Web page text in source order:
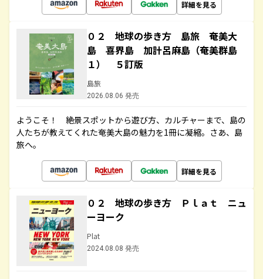
詳細を見る
０２ 地球の歩き方 島旅 奄美大
島 喜界島 加計呂麻島（奄美群島
１） ５訂版
島旅
2026.08.06 発売
ようこそ！ 絶景スポットから遊び方、カルチャーまで、島の
人たちが教えてくれた奄美大島の魅力を1冊に凝縮。さあ、島
旅へ。
詳細を見る
０２ 地球の歩き方 Ｐｌａｔ ニュ
ーヨーク
Plat
2024.08.08 発売